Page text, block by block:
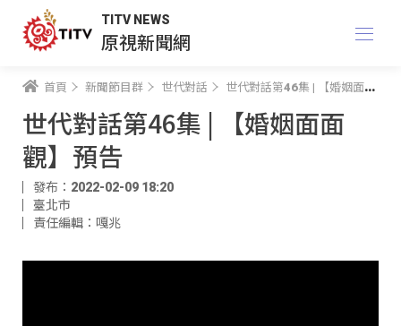
TITV NEWS
原視新聞網
首頁 新聞節目群 世代對話 世代對話第46集 | 【婚姻面面觀】預告
世代對話第46集 | 【婚姻面面
觀】預告
發布：2022-02-09 18:20
臺北市
責任編輯：嘎兆